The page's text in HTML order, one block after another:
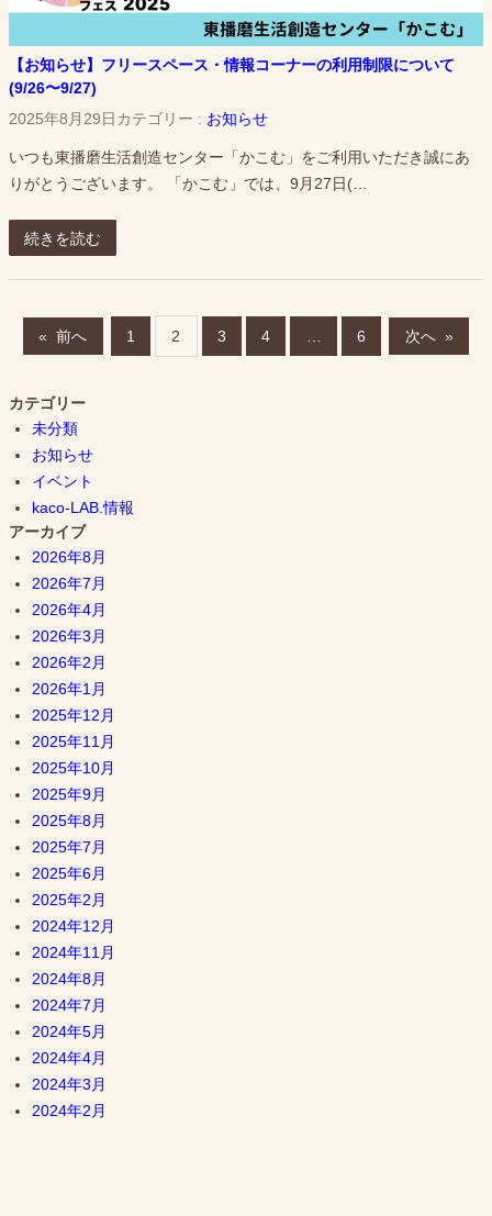
【お知らせ】フリースペース・情報コーナーの利用制限について
(9/26〜9/27)
2025年8月29日 カテゴリー : お知らせ
いつも東播磨生活創造センター「かこむ」をご利用いただき誠にあ
りがとうございます。 「かこむ」では、9月27日(…
続きを読む
« 前へ 1 2 3 4 … 6 次へ »
カテゴリー
未分類
お知らせ
イベント
kaco-LAB.情報
アーカイブ
2026年8月
2026年7月
2026年4月
2026年3月
2026年2月
2026年1月
2025年12月
2025年11月
2025年10月
2025年9月
2025年8月
2025年7月
2025年6月
2025年2月
2024年12月
2024年11月
2024年8月
2024年7月
2024年5月
2024年4月
2024年3月
2024年2月